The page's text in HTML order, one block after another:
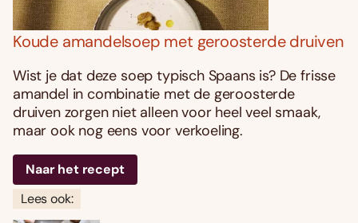
Koude amandelsoep met geroosterde druiven
Wist je dat deze soep typisch Spaans is? De frisse
amandel in combinatie met de geroosterde
druiven zorgen niet alleen voor heel veel smaak,
maar ook nog eens voor verkoeling.
Naar het recept
Lees ook: